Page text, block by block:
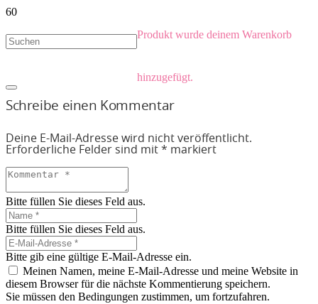
Produkt wurde deinem Warenkorb
hinzugefügt.
Schreibe einen Kommentar
Deine E-Mail-Adresse wird nicht veröffentlicht.
Erforderliche Felder sind mit * markiert
Bitte füllen Sie dieses Feld aus.
Bitte füllen Sie dieses Feld aus.
Bitte gib eine gültige E-Mail-Adresse ein.
Meinen Namen, meine E-Mail-Adresse und meine Website in
diesem Browser für die nächste Kommentierung speichern.
Sie müssen den Bedingungen zustimmen, um fortzufahren.